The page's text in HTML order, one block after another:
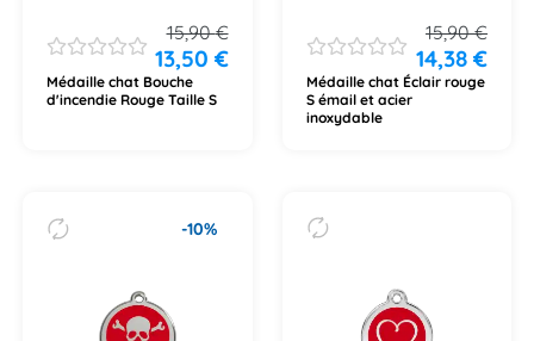
15,90€
13,50 €
Médaille chat Bouche
d'incendie Rouge Taille S
15,90€
14,38€
Médaille chat Éclair rouge
S émail et acier
inoxydable
-10%